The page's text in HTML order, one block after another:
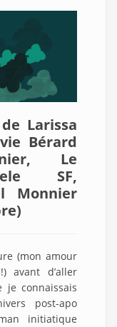
de Larissa
Bérard
Le
SF,
Monnier
)
(mon amour
avant d’aller
je connaissais
post-apo
initiatique